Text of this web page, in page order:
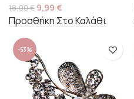
18,00€ 9,99 €
Προσθήκη Στο Καλάθι
-53%